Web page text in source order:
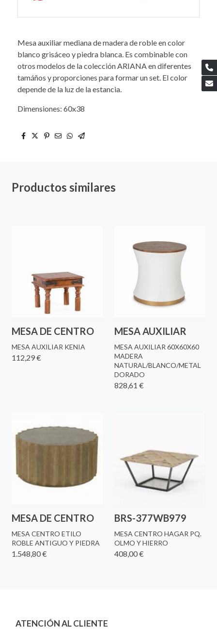
Mesa auxiliar mediana de madera de roble en color
blanco grisáceo y piedra blanca. Es combinable con
otros modelos de la colección ARIANA en diferentes
tamáños y proporciones para formar un set. El color
depende de la luz de la estancia.
Dimensiones: 60x38
Productos similares
MESA DE CENTRO
MESA AUXILIAR KENIA
112,29 €
MESA AUXILIAR
MESA AUXILIAR 60X60X60
MADERA
NATURAL/BLANCO/METAL
DORADO
828,61 €
MESA DE CENTRO
MESA CENTRO ETILO
ROBLE ANTIGUO Y PIEDRA
1.548,80 €
BRS-377WB979
MESA CENTRO HAGAR PQ.
OLMO Y HIERRO
408,00 €
ATENCIÓN AL CLIENTE